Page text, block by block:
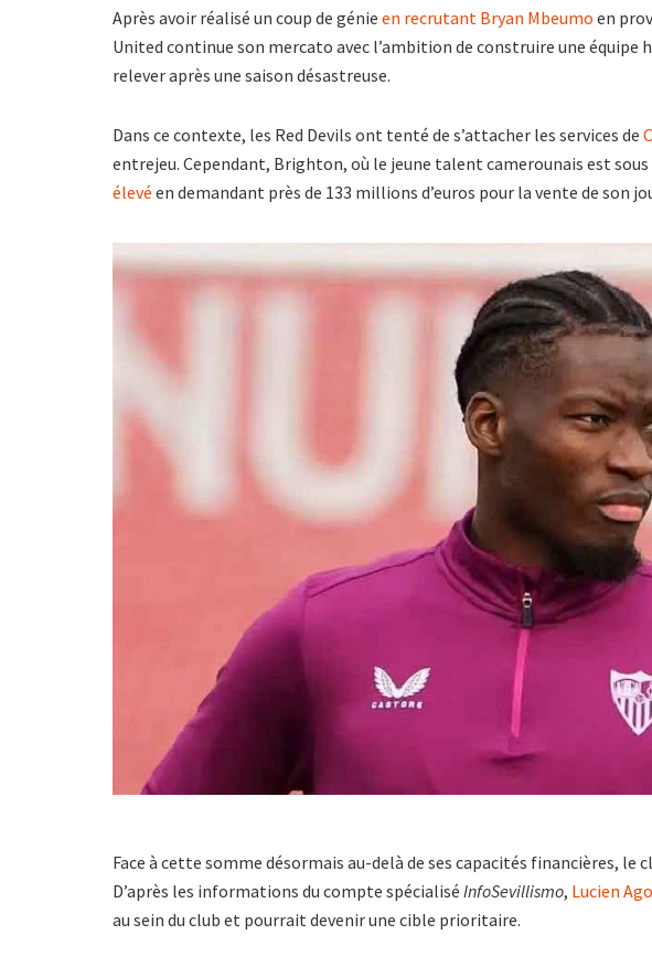
Après avoir réalisé un coup de génie en recrutant Bryan Mbeumo en
United continue son mercato avec l’ambition de construire une
relever après une saison désastreuse.
Dans ce contexte, les Red Devils ont tenté de s’attacher les services de
entrejeu. Cependant, Brighton, où le jeune talent camerounais est sous
élevé en demandant près de 133 millions d’euros pour la vente de son
Face à cette somme désormais au-delà de ses capacités financières, le
D’après les informations du compte spécialisé InfoSevillismo, Lucien
au sein du club et pourrait devenir une cible prioritaire.